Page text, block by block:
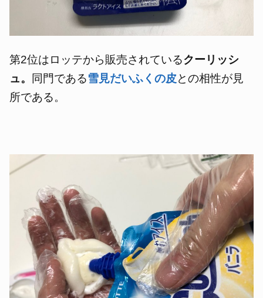
第2位はロッテから販売されているクーリッシ
ュ。
同門である雪見だいふくの皮との相性が見
所である。